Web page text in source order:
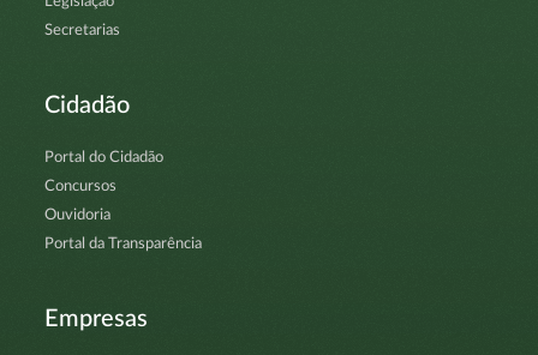
Secretarias
Cidadão
Portal do Cidadão
Concursos
Ouvidoria
Portal da Transparência
Empresas